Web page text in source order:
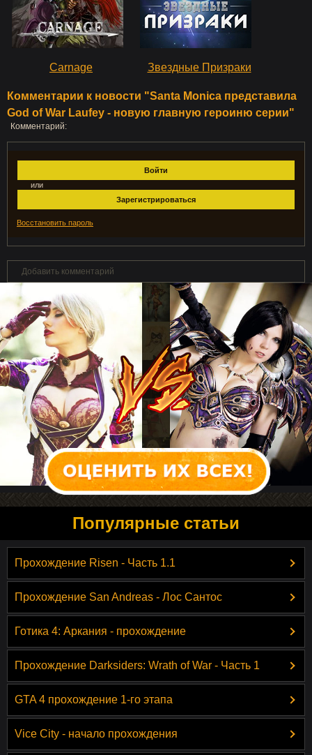
Carnage Звездные Призраки
Комментарии к новости "Santa Monica представила
God of War Laufey - новую главную героиню серии"
Комментарий:
Войти
или
Зарегистрироваться
Восстановить пароль
Добавить комментарий
Популярные статьи
Прохождение Risen - Часть 1.1
Прохождение San Andreas - Лос Сантос
Готика 4: Аркания - прохождение
Прохождение Darksiders: Wrath of War - Часть 1
GTA 4 прохождение 1-го этапа
Vice City - начало прохождения